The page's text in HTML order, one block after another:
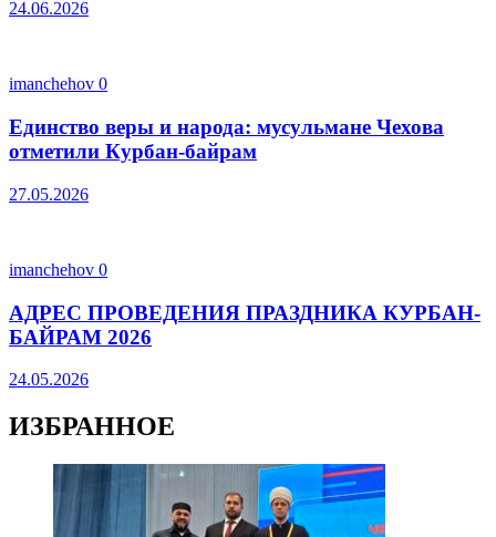
24.06.2026
imanchehov 0
Единство веры и народа: мусульмане Чехова
отметили Курбан-байрам
27.05.2026
imanchehov 0
АДРЕС ПРОВЕДЕНИЯ ПРАЗДНИКА КУРБАН-
БАЙРАМ 2026
24.05.2026
ИЗБРАННОЕ